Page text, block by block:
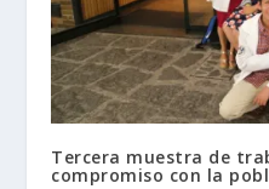
Tercera muestra de
compromiso con la